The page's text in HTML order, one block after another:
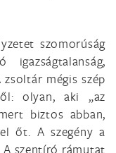
szomorúság
zsoltár mégis szép
olyan, aki „az
biztos abban,
őt. A szegény a
A szentíró rámutat